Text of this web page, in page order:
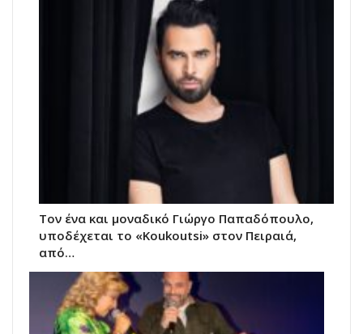
Τον ένα και μοναδικό Γιώργο Παπαδόπουλο,
υποδέχεται το «Koukoutsi» στον Πειραιά,
από…